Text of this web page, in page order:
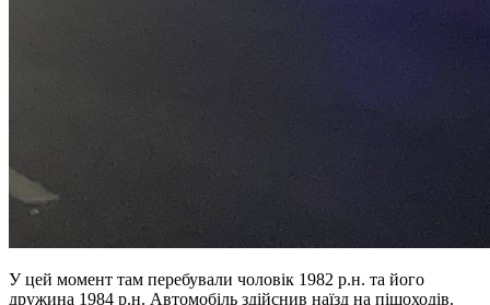
У цей момент там перебували чоловік 1982 р.н. та його
дружина 1984 р.н. Автомобіль здійснив наїзд на пішоходів.